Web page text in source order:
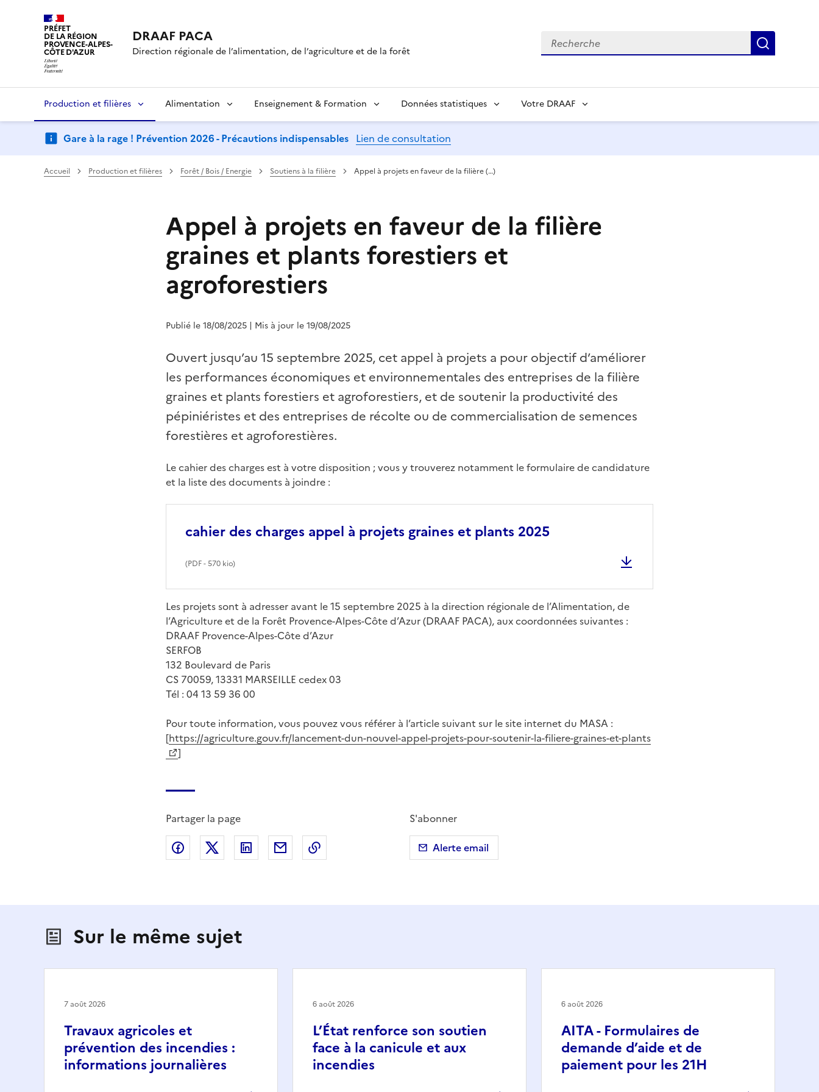
PRÉFET
DE LA RÉGION
PROVENCE-ALPES-
CÔTE D'AZUR
DRAAF PACA
Direction régionale de l’alimentation, de l’agriculture et de la forêt
Recherche
Production et filières Alimentation Enseignement & Formation Données statistiques Votre DRAAF
Gare à la rage ! Prévention 2026 - Précautions indispensables Lien de consultation
Accueil Production et filières Forêt / Bois / Energie Soutiens à la filière Appel à projets en faveur de la filière (…)
Appel à projets en faveur de la filière
graines et plants forestiers et
agroforestiers
Publié le 18/08/2025 | Mis à jour le 19/08/2025
Ouvert jusqu’au 15 septembre 2025, cet appel à projets a pour objectif d’améliorer
les performances économiques et environnementales des entreprises de la filière
graines et plants forestiers et agroforestiers, et de soutenir la productivité des
pépiniéristes et des entreprises de récolte ou de commercialisation de semences
forestières et agroforestières.
Le cahier des charges est à votre disposition ; vous y trouverez notamment le formulaire de candidature
et la liste des documents à joindre :
cahier des charges appel à projets graines et plants 2025
(PDF- 570 kio)
Les projets sont à adresser avant le 15 septembre 2025 à la direction régionale de l’Alimentation, de
l’Agriculture et de la Forêt Provence-Alpes-Côte d’Azur (DRAAF PACA), aux coordonnées suivantes :
DRAAF Provence-Alpes-Côte d’Azur
SERFOB
132 Boulevard de Paris
CS 70059, 13331 MARSEILLE cedex 03
Tél : 04 13 59 36 00
Pour toute information, vous pouvez vous référer à l’article suivant sur le site internet du MASA :
[https://agriculture.gouv.fr/lancement-dun-nouvel-appel-projets-pour-soutenir-la-filiere-graines-et-plants
]
Partager la page
Partager sur Facebook
Partager sur X (anciennement Twitter)
Partager sur LinkedIn
Partager par emailCopier dans le presse-papier
S'abonner
Alerte email
Sur le même sujet
Travaux agricoles et
prévention des incendies :
informations journalières
7 août 2026
L’État renforce son soutien
face à la canicule et aux
incendies
6 août 2026
AITA - Formulaires de
demande d’aide et de
paiement pour les 21H
6 août 2026